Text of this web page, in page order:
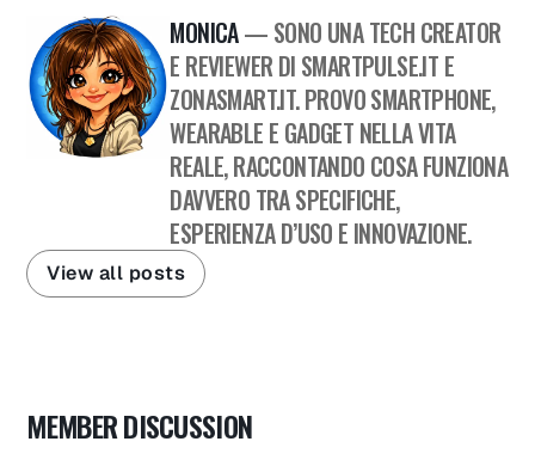
MONICA— SONO UNA TECH CREATOR
E REVIEWER DI SMARTPULSE.IT E
ZONASMART.IT. PROVO SMARTPHONE,
WEARABLE E GADGET NELLA VITA
REALE, RACCONTANDO COSA FUNZIONA
DAVVERO TRA SPECIFICHE,
ESPERIENZA D’USO E INNOVAZIONE.
View all posts
MEMBER DISCUSSION